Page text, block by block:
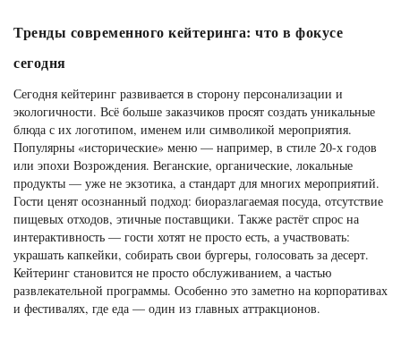
Тренды современного кейтеринга: что в фокусе
сегодня
Сегодня кейтеринг развивается в сторону персонализации и
экологичности. Всё больше заказчиков просят создать уникальные
блюда с их логотипом, именем или символикой мероприятия.
Популярны «исторические» меню — например, в стиле 20-х годов
или эпохи Возрождения. Веганские, органические, локальные
продукты — уже не экзотика, а стандарт для многих мероприятий.
Гости ценят осознанный подход: биоразлагаемая посуда, отсутствие
пищевых отходов, этичные поставщики. Также растёт спрос на
интерактивность — гости хотят не просто есть, а участвовать:
украшать капкейки, собирать свои бургеры, голосовать за десерт.
Кейтеринг становится не просто обслуживанием, а частью
развлекательной программы. Особенно это заметно на корпоративах
и фестивалях, где еда — один из главных аттракционов.